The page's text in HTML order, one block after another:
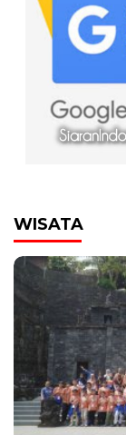
WISATA